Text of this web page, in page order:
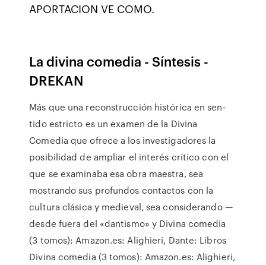
APORTACION VE COMO.
La divina comedia - Síntesis -
DREKAN
Más que una reconstrucción histórica en sen­
tido estricto es un examen de la Divina
Comedia que ofrece a los investigadores la
posibilidad de ampliar el interés crítico con el
que se examinaba esa obra maes­tra, sea
mostrando sus profundos contac­tos con la
cultura clásica y medieval, sea considerando —
desde fuera del «dantismo» y Divina comedia
(3 tomos): Amazon.es: Alighieri, Dante: Libros
Divina comedia (3 tomos): Amazon.es: Alighieri,